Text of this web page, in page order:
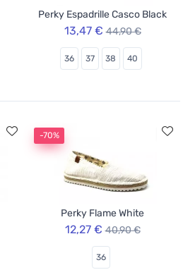
Perky Espadrille Casco Black
13,47 € 44,90 €
36 37 38 40
-70%
Perky Flame White
12,27 € 40,90 €
36